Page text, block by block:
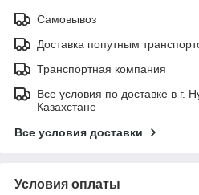
Самовывоз
Доставка попутным
Транспортная компания
Все условия по доставке в г.
Казахстане
Все условия доставки
Условия оплаты